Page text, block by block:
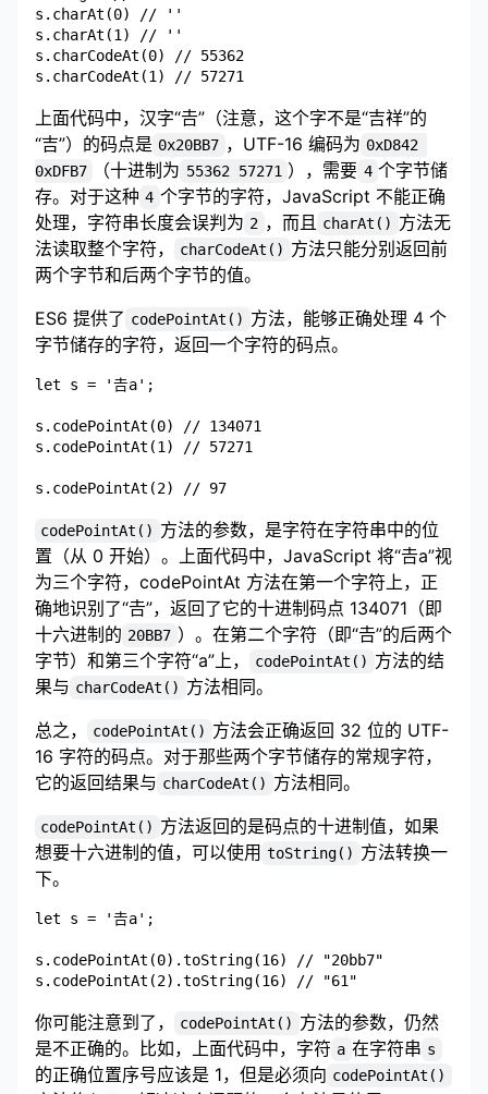
s.charAt(0) // ''
s.charAt(1) // ''
s.charCodeAt(0) // 55362
上面代码中，汉字“𠮷”（注意，这个字不是“吉祥”的
“吉”）的码点是 0x20BB7 ，UTF-16 编码为 0xD842
0xDFB7
（十进制为 55362 57271 ），需要 4 个字节储
存。对于这种 4 个字节的字符，JavaScript 不能正确
处理，字符串长度会误判为 2 ，而且 charAt() 方法无
法读取整个字符，
charCodeAt() 方法只能分别返回前
两个字节和后两个字节的值。
ES6 提供了 codePointAt() 方法，能够正确处理 4 个
字节储存的字符，返回一个字符的码点。
let s = '𠮷a';
s.codePointAt(0) // 134071
s.codePointAt(1) // 57271
codePointAt() 方法的参数，是字符在字符串中的位
置（从 0 开始）。上面代码中，JavaScript 将“𠮷a”视
为三个字符，codePointAt 方法在第一个字符上，正
确地识别了“𠮷”，返回了它的十进制码点 134071（即
十六进制的 20BB7 ）。在第二个字符（即“𠮷”的后两个
字节）和第三个字符“a”上，
codePointAt() 方法的结
果与 charCodeAt() 方法相同。
总之，
codePointAt() 方法会正确返回 32 位的 UTF-
16 字符的码点。对于那些两个字节储存的常规字符，
它的返回结果与 charCodeAt() 方法相同。
codePointAt() 方法返回的是码点的十进制值，如果
想要十六进制的值，可以使用 toString() 方法转换一
下。
let s = '𠮷a';
s.codePointAt(0).toString(16) // "20bb7"
你可能注意到了， codePointAt() 方法的参数，仍然
是不正确的。比如，上面代码中，字符 a 在字符串 s
的正确位置序号应该是 1，但是必须向 codePointAt()